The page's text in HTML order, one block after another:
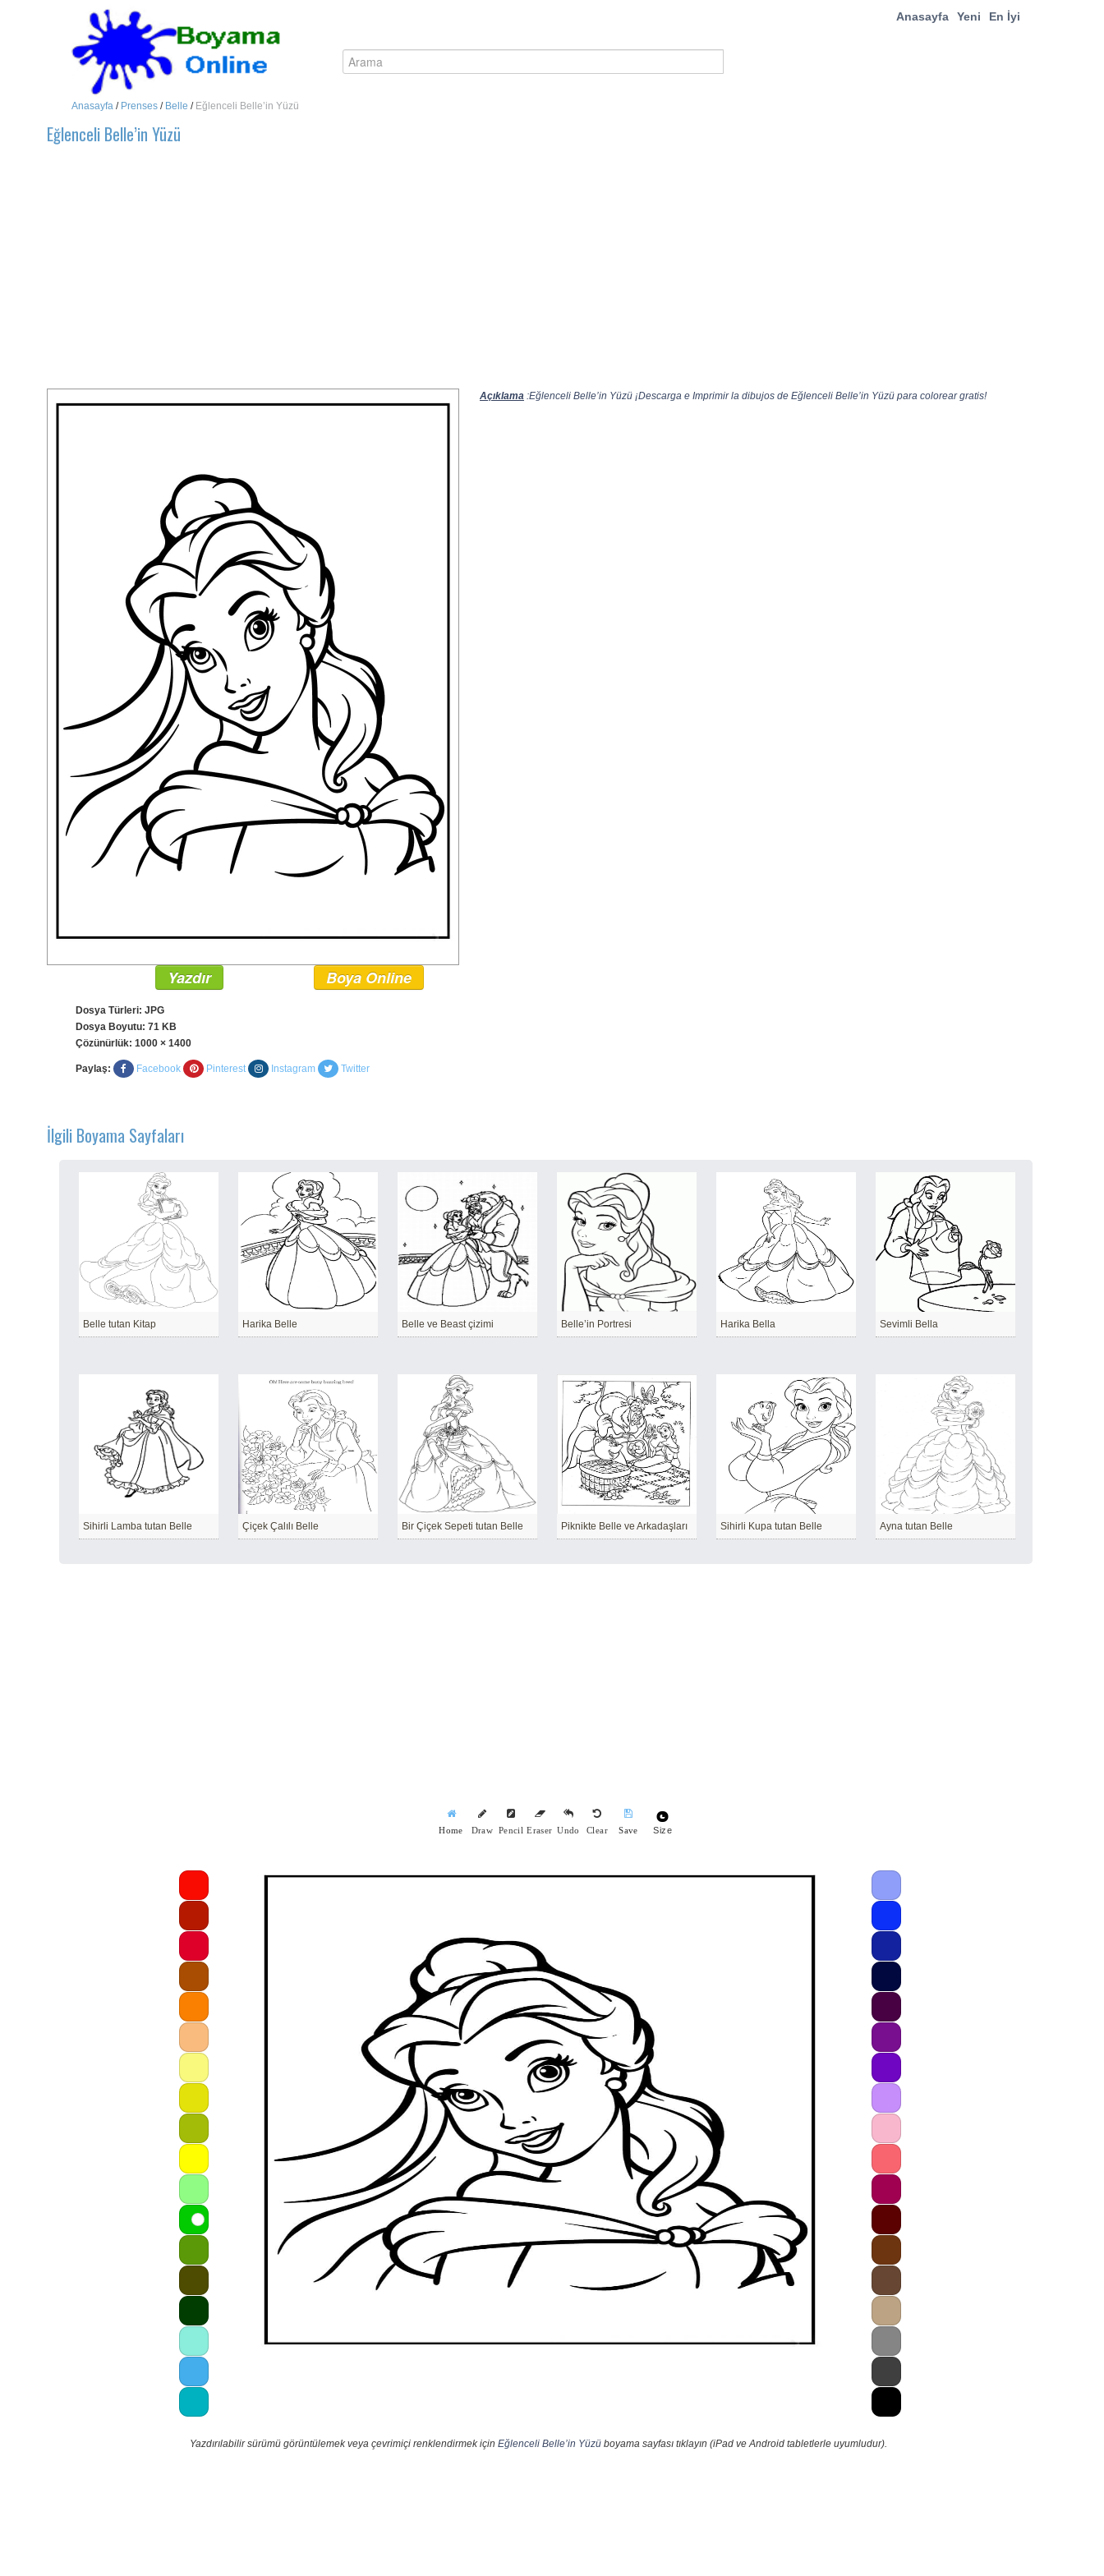
Anasayfa Yeni En İyi
Anasayfa / Prenses / Belle / Eğlenceli Belle’in Yüzü
Eğlenceli Belle’in Yüzü
Açıklama :Eğlenceli Belle’in Yüzü ¡Descarga e Imprimir la dibujos de Eğlenceli Belle’in Yüzü para colorear gratis!
Yazdır Boya Online
Dosya Türleri: JPG
Dosya Boyutu: 71 KB
Çözünürlük: 1000 × 1400
Paylaş: Facebook Pinterest Instagram Twitter
İlgili Boyama Sayfaları
Belle tutan Kitap Harika Belle Belle ve Beast çizimi Belle’in Portresi Harika Bella Sevimli Bella
Sihirli Lamba tutan Belle Çiçek Çalılı Belle Bir Çiçek Sepeti tutan Belle Piknikte Belle ve Arkadaşları Sihirli Kupa tutan Belle Ayna tutan Belle
Home Draw Pencil Eraser Undo Clear Save Size
Yazdırılabilir sürümü görüntülemek veya çevrimiçi renklendirmek için Eğlenceli Belle’in Yüzü boyama sayfası tıklayın (iPad ve Android tabletlerle uyumludur).